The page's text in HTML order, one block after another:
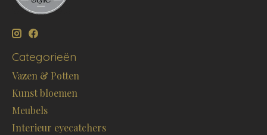
Categorieën
Vazen & Potten
Kunst bloemen
Meubels
Interieur eyecatchers